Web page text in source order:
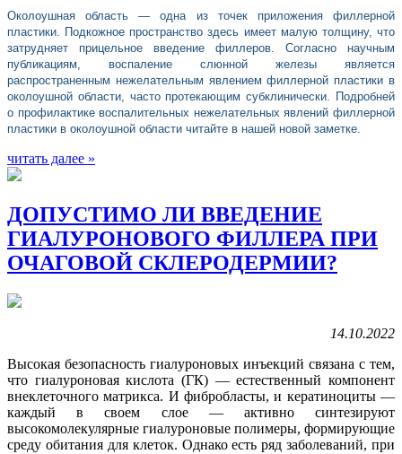
Околоушная область — одна из точек приложения филлерной
пластики. Подкожное пространство здесь имеет малую толщину, что
затрудняет прицельное введение филлеров. Согласно научным
публикациям, воспаление слюнной железы является
распространенным нежелательным явлением филлерной пластики в
околоушной области, часто протекающим субклинически. Подробней
о профилактике воспалительных нежелательных явлений филлерной
пластики в околоушной области читайте в нашей новой заметке.
читать далее »
ДОПУСТИМО ЛИ ВВЕДЕНИЕ
ГИАЛУРОНОВОГО ФИЛЛЕРА ПРИ
ОЧАГОВОЙ СКЛЕРОДЕРМИИ?
14.10.2022
Высокая безопасность гиалуроновых инъекций связана с тем,
что гиалуроновая кислота (ГК) — естественный компонент
внеклеточного матрикса. И фибробласты, и кератиноциты —
каждый в своем слое — активно синтезируют
высокомолекулярные гиалуроновые полимеры, формирующие
среду обитания для клеток. Однако есть ряд заболеваний, при